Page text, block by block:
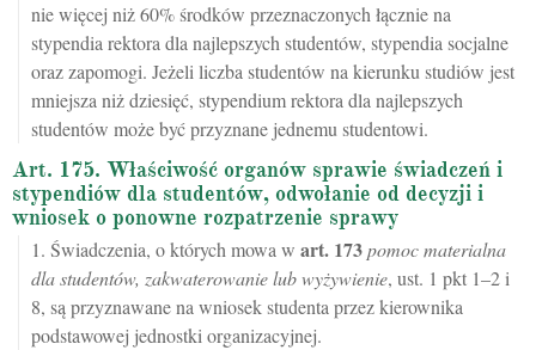
nie więcej niż 60% środków przeznaczonych łącznie na
stypendia rektora dla najlepszych studentów, stypendia socjalne
oraz zapomogi. Jeżeli liczba studentów na kierunku studiów jest
mniejsza niż dziesięć, stypendium rektora dla najlepszych
studentów może być przyznane jednemu studentowi.
Art. 175. Właściwość organów sprawie świadczeń i
stypendiów dla studentów, odwołanie od decyzji i
wniosek o ponowne rozpatrzenie sprawy
1. Świadczenia, o których mowa w art. 173pomoc materialna
dla studentów, zakwaterowanie lub wyżywienie, ust. 1 pkt 1–2 i
8, są przyznawane na wniosek studenta przez kierownika
podstawowej jednostki organizacyjnej.